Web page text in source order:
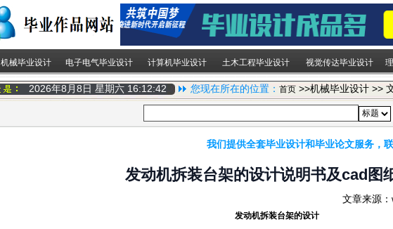
机械毕业设计 电子电气毕业设计 计算机毕业设计 土木工程毕业设计 视觉传达毕业设计
2026年8月8日 星期六 16:12:42 您现在所在的位置： 首页 >>机械毕业设计 >>
我们提供全套毕业设计和毕业论文服务，联
发动机拆装台架的设计说明书及cad图
文章来源
发动机拆装台架的设计